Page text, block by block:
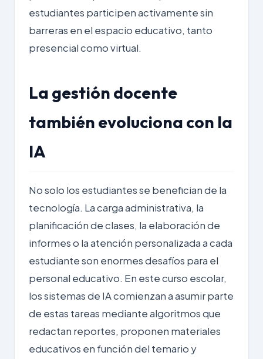
estudiantes participen activamente sin
barreras en el espacio educativo, tanto
presencial como virtual.
La gestión docente
también evoluciona con la
IA
No solo los estudiantes se benefician de la
tecnología. La carga administrativa, la
planificación de clases, la elaboración de
informes o la atención personalizada a cada
estudiante son enormes desafíos para el
personal educativo. En este curso escolar,
los sistemas de IA comienzan a asumir parte
de estas tareas mediante algoritmos que
redactan reportes, proponen materiales
educativos en función del temario y